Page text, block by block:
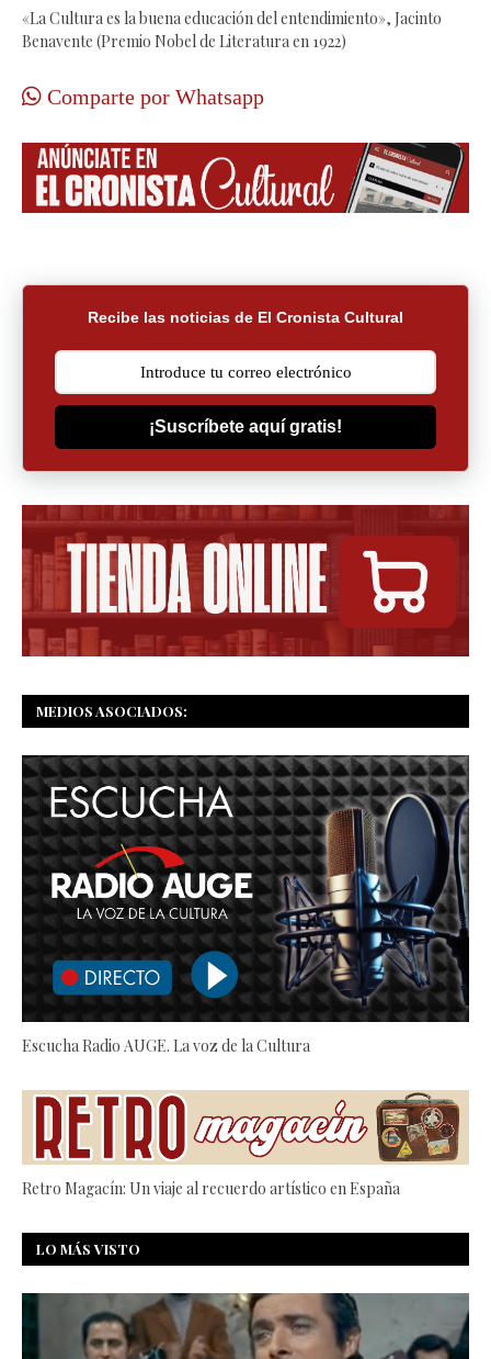
«La Cultura es la buena educación del entendimiento», Jacinto
Benavente (Premio Nobel de Literatura en 1922)
Comparte por Whatsapp
Recibe las noticias de El Cronista Cultural
¡Suscríbete aquí gratis!
MEDIOS ASOCIADOS:
Escucha Radio AUGE. La voz de la Cultura
Retro Magacín: Un viaje al recuerdo artístico en España
LO MÁS VISTO